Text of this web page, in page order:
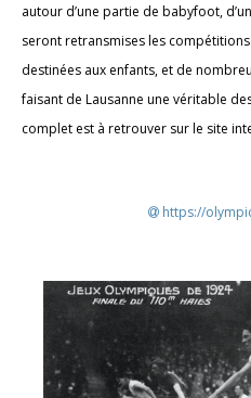
autour d’une partie de babyfoot,
seront retransmises les
destinées aux enfants, et de
faisant de Lausanne une véritable
complet est à retrouver sur le site
https://